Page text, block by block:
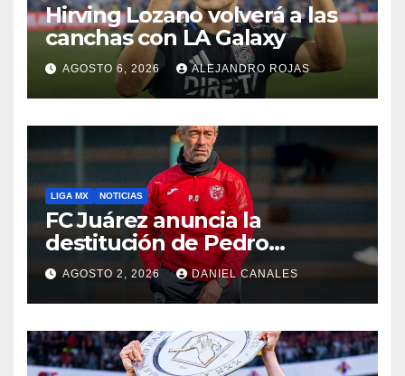
Hirving Lozano volverá a las
canchas con LA Galaxy
AGOSTO 6, 2026 ALEJANDRO ROJAS
LIGA MX NOTICIAS
FC Juárez anuncia la
destitución de Pedro
Caixinha
AGOSTO 2, 2026 DANIEL CANALES